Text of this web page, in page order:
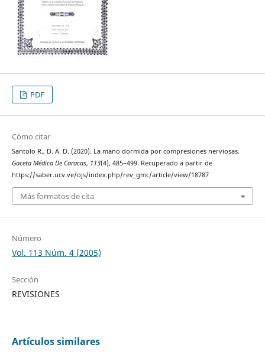
PDF
Cómo citar
Santolo R., D. A. D. (2020). La mano dormida por compresiones nerviosas.
Gaceta Médica De Caracas, 113(4), 485–499. Recuperado a partir de
https://saber.ucv.ve/ojs/index.php/rev_gmc/article/view/18787
Más formatos de cita
Número
Vol. 113 Núm. 4 (2005)
Sección
REVISIONES
Artículos similares